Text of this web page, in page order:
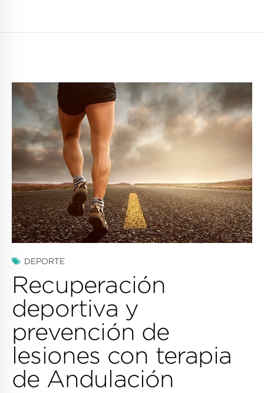
DEPORTE
Recuperación
deportiva y
prevención de
lesiones con terapia
de Andulación